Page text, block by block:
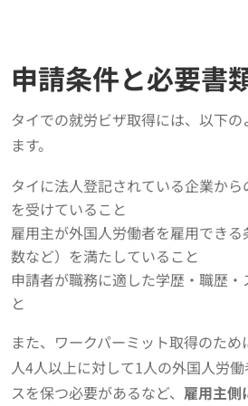
申請条件と必要書
タイでの就労ビザ取得には、以下
ます。
タイに法人登記されている企業か
を受けていること
雇用主が外国人労働者を雇用でき
数など）を満たしていること
申請者が職務に適した学歴・職歴
と
また、ワークパーミット取得のた
人4人以上に対して1人の外国人労
スを保つ必要があるなど、 雇用主側